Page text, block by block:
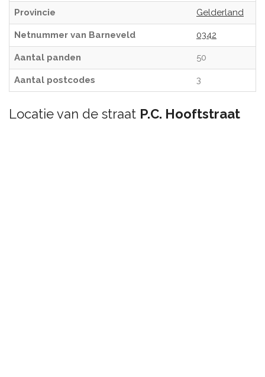
Provincie Gelderland
Netnummer van Barneveld 0342
Aantal panden 50
Aantal postcodes 3
Locatie van de straat P.C. Hooftstraat